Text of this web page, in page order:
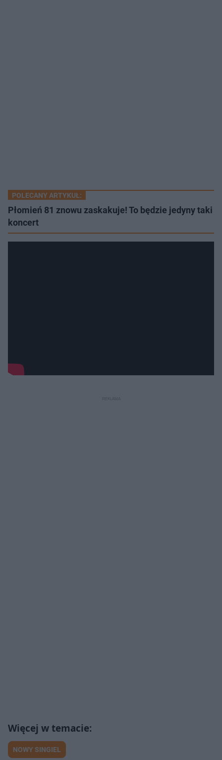
POLECANY ARTYKUŁ:
Płomień 81 znowu zaskakuje! To będzie jedyny taki
koncert
NOWY SINGIEL